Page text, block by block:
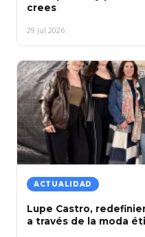
crees
29 Jul 2026
ACTUALIDAD
Lupe Castro,
a través de la moda